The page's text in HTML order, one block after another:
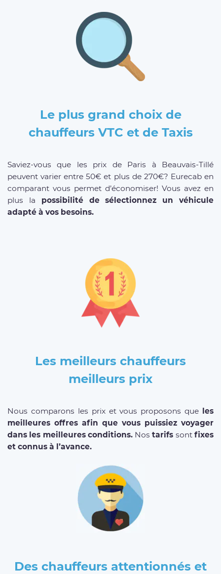
Le plus grand choix de
chauffeurs VTC et de Taxis
Saviez-vous que les prix de Paris à Beauvais-Tillé
peuvent varier entre 50€ et plus de 270€? Eurecab en
comparant vous permet d’économiser! Vous avez en
plus la possibilité de sélectionnez un véhicule
adapté à vos besoins.
Les meilleurs chauffeurs
meilleurs prix
Nous comparons les prix et vous proposons que les
meilleures offres afin que vous puissiez voyager
dans les meilleures conditions. Nostarifs sontfixes
et connus à l’avance.
Des chauffeurs attentionnés et